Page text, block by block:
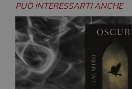
PUÒ INTERESSARTI ANCHE